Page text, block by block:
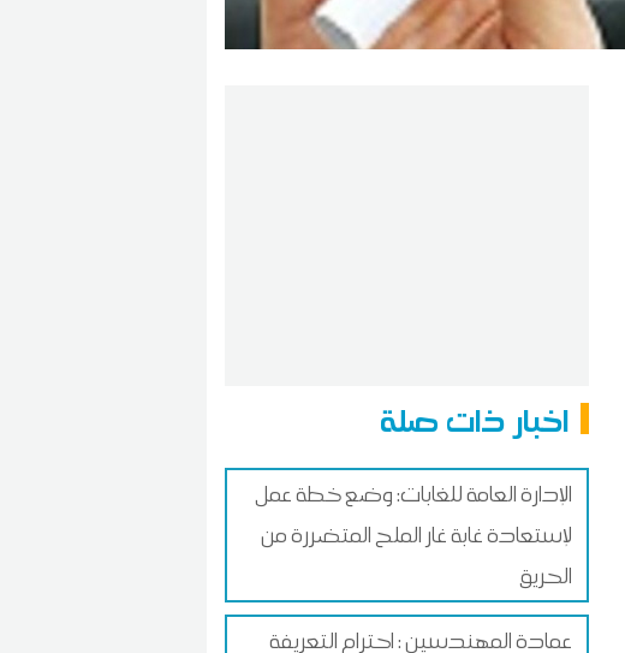
اخبار ذات صلة
الإدارة العامة للغابات: وضع خطة عمل
لإستعادة غابة غار الملح المتضررة من
الحريق
عمادة المهندسين : احترام التعريفة